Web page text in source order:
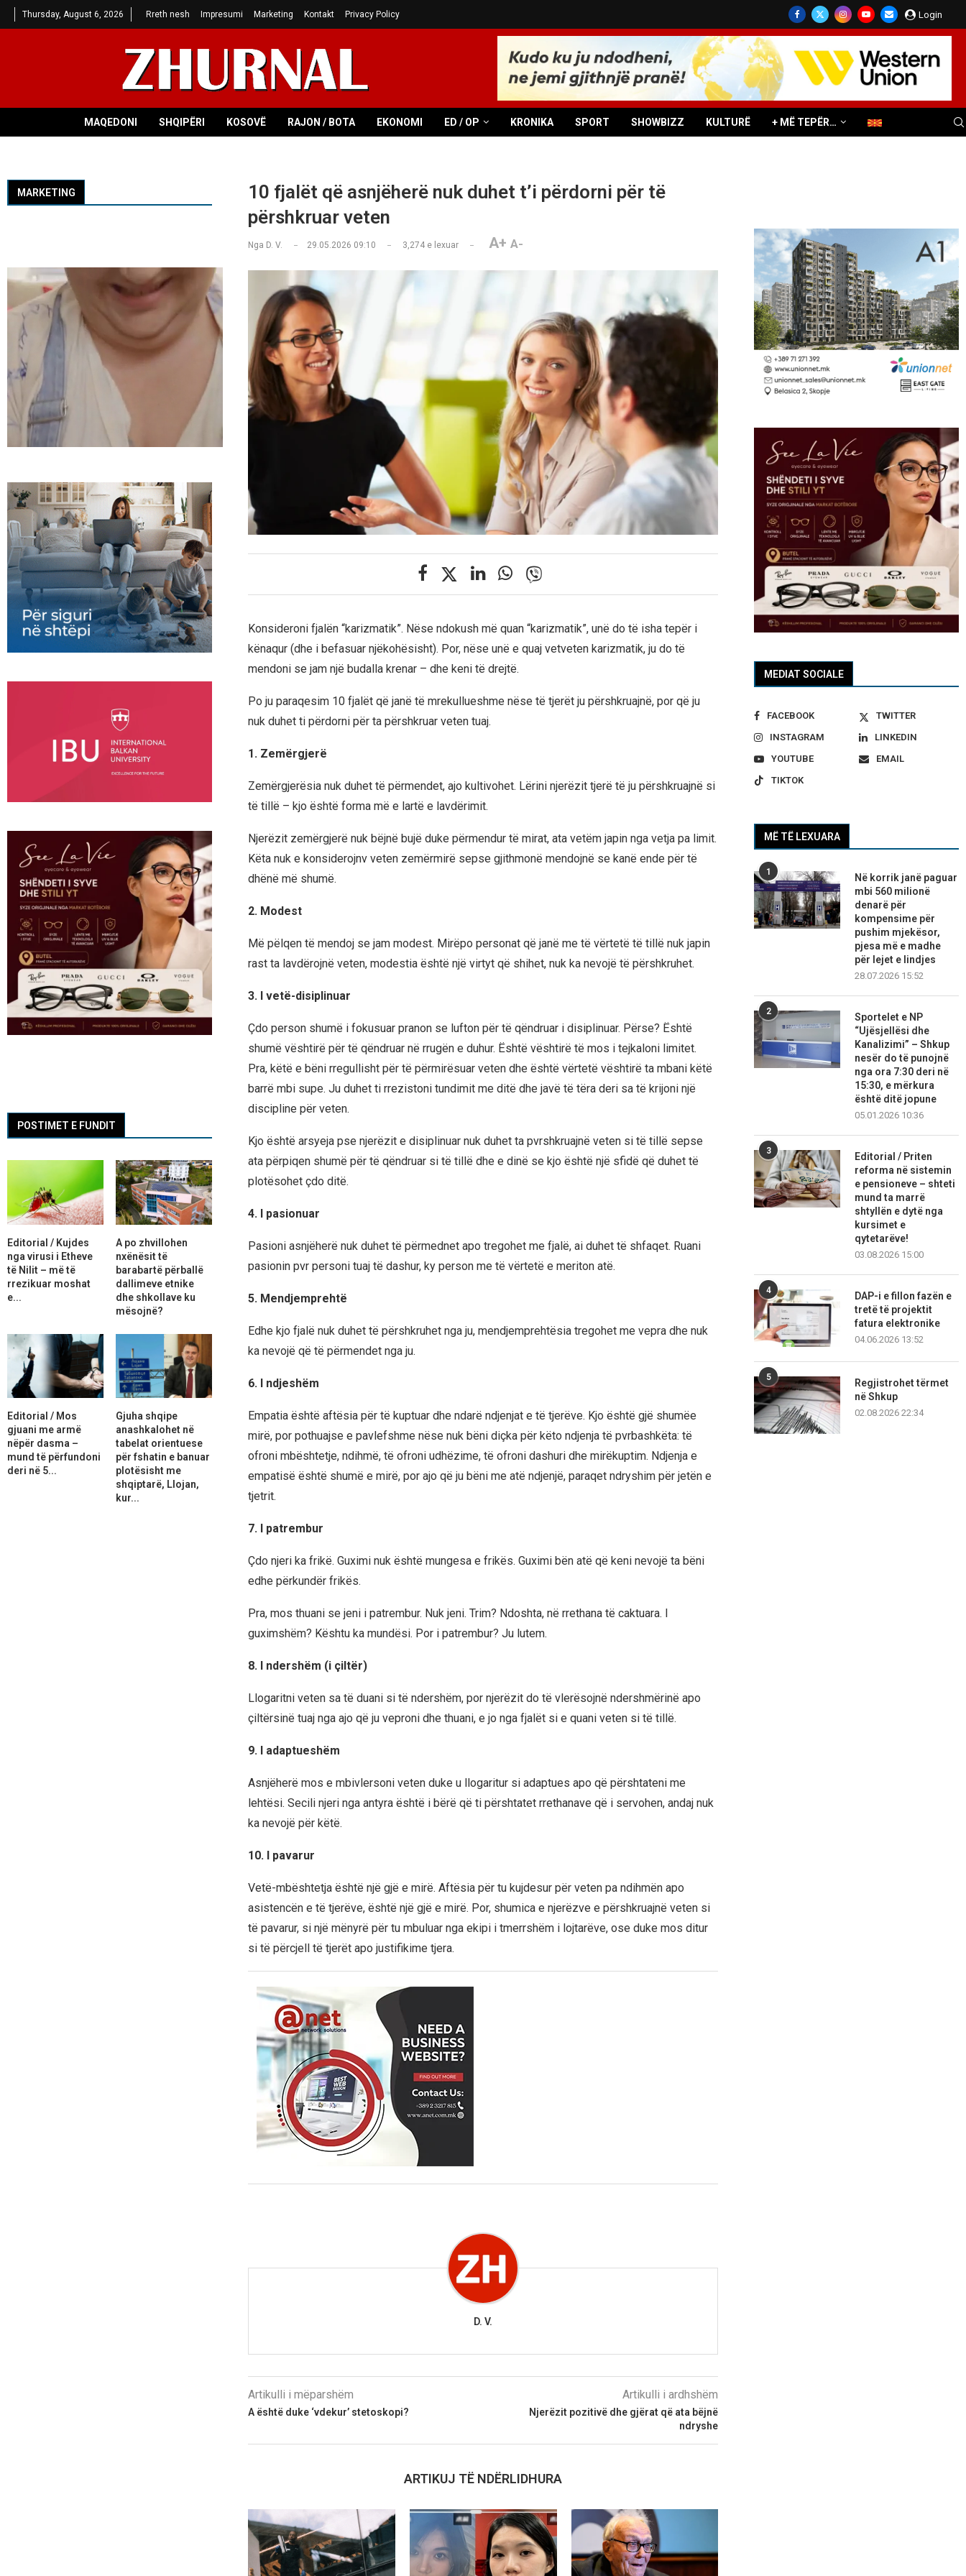
Thursday, August 6, 2026 Rreth nesh Impresumi Marketing Kontakt Privacy Policy Login
MAQEDONI SHQIPËRI KOSOVË RAJON / BOTA EKONOMI ED / OP KRONIKA SPORT SHOWBIZZ KULTURË + MË TEPËR…
10 fjalët që asnjëherë nuk duhet t’i përdorni për të
përshkruar veten
Nga D. V. 29.05.2026 09:10 3,274e lexuar A+ A-
Konsideroni fjalën “karizmatik”. Nëse ndokush më quan “karizmatik”, unë do të isha tepër i
kënaqur (dhe i befasuar njëkohësisht). Por, nëse unë e quaj vetveten karizmatik, ju do të
mendoni se jam një budalla krenar – dhe keni të drejtë.
Po ju paraqesim 10 fjalët që janë të mrekullueshme nëse të tjerët ju përshkruajnë, por që ju
nuk duhet ti përdorni për ta përshkruar veten tuaj.
1. Zemërgjerë
Zemërgjerësia nuk duhet të përmendet, ajo kultivohet. Lërini njerëzit tjerë të ju përshkruajnë si
të tillë – kjo është forma më e lartë e lavdërimit.
Njerëzit zemërgjerë nuk bëjnë bujë duke përmendur të mirat, ata vetëm japin nga vetja pa limit.
Këta nuk e konsiderojnv veten zemërmirë sepse gjithmonë mendojnë se kanë ende për të
dhënë më shumë.
2. Modest
Më pëlqen të mendoj se jam modest. Mirëpo personat që janë me të vërtetë të tillë nuk japin
rast ta lavdërojnë veten, modestia është një virtyt që shihet, nuk ka nevojë të përshkruhet.
3. I vetë-disiplinuar
Çdo person shumë i fokusuar pranon se lufton për të qëndruar i disiplinuar. Përse? Është
shumë vështirë për të qëndruar në rrugën e duhur. Është vështirë të mos i tejkaloni limitet.
Pra, këtë e bëni rregullisht për të përmirësuar veten dhe është vërtetë vështirë ta mbani këtë
barrë mbi supe. Ju duhet ti rrezistoni tundimit me ditë dhe javë të tëra deri sa të krijoni një
discipline për veten.
Kjo është arsyeja pse njerëzit e disiplinuar nuk duhet ta pvrshkruajnë veten si të tillë sepse
ata përpiqen shumë për të qëndruar si të tillë dhe e dinë se kjo është një sfidë që duhet të
plotësohet çdo ditë.
4. I pasionuar
Pasioni asnjëherë nuk duhet të përmednet apo tregohet me fjalë, ai duhet të shfaqet. Ruani
pasionin pvr personi tuaj të dashur, ky person me të vërtetë e meriton atë.
5. Mendjemprehtë
Edhe kjo fjalë nuk duhet të përshkruhet nga ju, mendjemprehtësia tregohet me vepra dhe nuk
ka nevojë që të përmendet nga ju.
6. I ndjeshëm
Empatia është aftësia për të kuptuar dhe ndarë ndjenjat e të tjerëve. Kjo është gjë shumëe
mirë, por pothuajse e pavlefshme nëse nuk bëni diçka për këto ndjenja të pvrbashkëta: të
ofroni mbështetje, ndihmë, të ofroni udhëzime, të ofroni dashuri dhe mirëkuptim. Ndjenja e
empatisë është shumë e mirë, por ajo që ju bëni me atë ndjenjë, paraqet ndryshim për jetën e
tjetrit.
7. I patrembur
Çdo njeri ka frikë. Guximi nuk është mungesa e frikës. Guximi bën atë që keni nevojë ta bëni
edhe përkundër frikës.
Pra, mos thuani se jeni i patrembur. Nuk jeni. Trim? Ndoshta, në rrethana të caktuara. I
guximshëm? Kështu ka mundësi. Por i patrembur? Ju lutem.
8. I ndershëm (i çiltër)
Llogaritni veten sa të duani si të ndershëm, por njerëzit do të vlerësojnë ndershmërinë apo
çiltërsinë tuaj nga ajo që ju veproni dhe thuani, e jo nga fjalët si e quani veten si të tillë.
9. I adaptueshëm
Asnjëherë mos e mbivlersoni veten duke u llogaritur si adaptues apo që përshtateni me
lehtësi. Secili njeri nga antyra është i bërë që ti përshtatet rrethanave që i servohen, andaj nuk
ka nevojë për këtë.
10. I pavarur
Vetë-mbështetja është një gjë e mirë. Aftësia për tu kujdesur për veten pa ndihmën apo
asistencën e të tjerëve, është një gjë e mirë. Por, shumica e njerëzve e përshkruajnë veten si
të pavarur, si një mënyrë për tu mbuluar nga ekipi i tmerrshëm i lojtarëve, ose duke mos ditur
si të përcjell të tjerët apo justifikime tjera.
D. V.
Artikulli i mëparshëm
A është duke ‘vdekur’ stetoskopi?
Artikulli i ardhshëm
Njerëzit pozitivë dhe gjërat që ata bëjnë
ndryshe
ARTIKUJ TË NDËRLIDHURA
MEDIAT SOCIALE
FACEBOOK
TWITTER
INSTAGRAM
LINKEDIN
YOUTUBE
EMAIL
TIKTOK
MË TË LEXUARA
1
Në korrik janë paguar
mbi 560 milionë
denarë për
kompensime për
pushim mjekësor,
pjesa më e madhe
për lejet e lindjes
28.07.2026 15:52
2
Sportelet e NP
“Ujësjellësi dhe
Kanalizimi” – Shkup
nesër do të punojnë
nga ora 7:30 deri në
15:30, e mërkura
është ditë jopune
05.01.2026 10:36
3
Editorial / Priten
reforma në sistemin
e pensioneve – shteti
mund ta marrë
shtyllën e dytë nga
kursimet e
qytetarëve!
03.08.2026 15:00
4
DAP-i e fillon fazën e
tretë të projektit
fatura elektronike
04.06.2026 13:52
5
Regjistrohet tërmet
në Shkup
02.08.2026 22:34
MARKETING
POSTIMET E FUNDIT
Editorial / Kujdes
nga virusi i Etheve
të Nilit – më të
rrezikuar moshat
e...
A po zhvillohen
nxënësit të
barabartë përballë
dallimeve etnike
dhe shkollave ku
mësojnë?
Editorial / Mos
gjuani me armë
nëpër dasma –
mund të përfundoni
deri në 5...
Gjuha shqipe
anashkalohet në
tabelat orientuese
për fshatin e banuar
plotësisht me
shqiptarë, Llojan,
kur...